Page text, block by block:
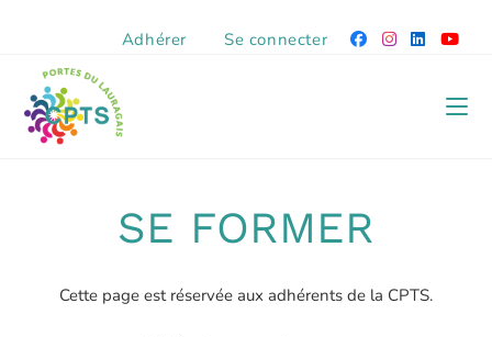
Adhérer Se connecter
SE FORMER
Cette page est réservée aux adhérents de la CPTS.